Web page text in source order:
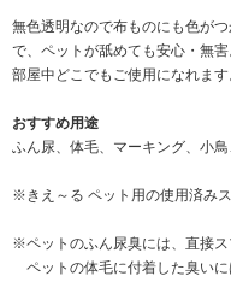
無色透明なので布ものにも色が
で、ペットが舐めても安心・無害
部屋中どこでもご使用になれます
おすすめ用途
ふん尿、体毛、マーキング、小
※きえ～る ペット用の使用済み
※ペットのふん尿臭には、直接ス
ペットの体毛に付着した臭い